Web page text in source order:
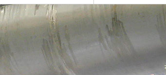
飼育動物
野鳥
花